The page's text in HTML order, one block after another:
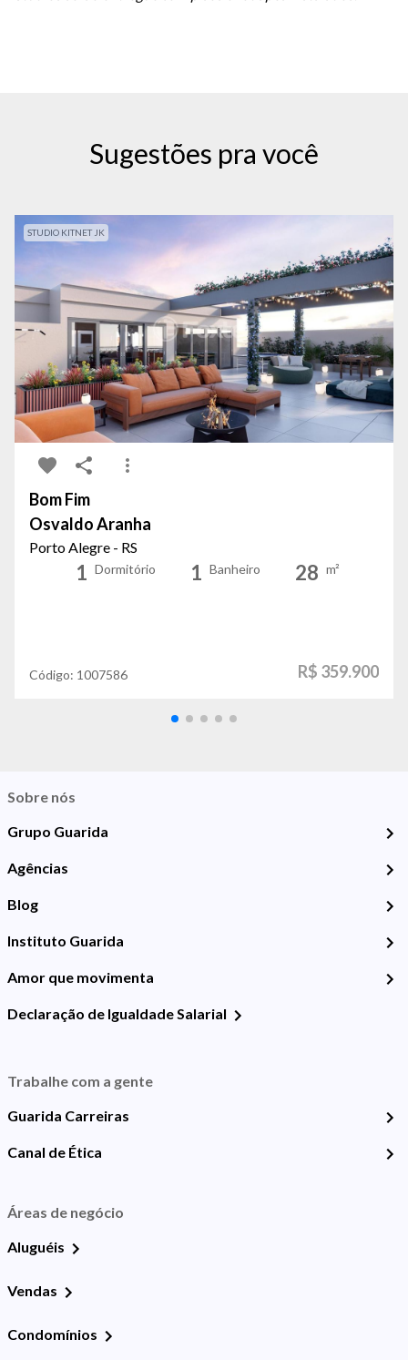
Sugestões pra você
STUDIO KITNET JK
Bom Fim
Osvaldo Aranha
Porto Alegre - RS
1 Dormitório 1 Banheiro 28 m²
Código: 1007586 R$ 359.900
Sobre nós
Grupo Guarida
Agências
Blog
Instituto Guarida
Amor que movimenta
Declaração de Igualdade Salarial
Trabalhe com a gente
Guarida Carreiras
Canal de Ética
Áreas de negócio
Aluguéis
Vendas
Condomínios